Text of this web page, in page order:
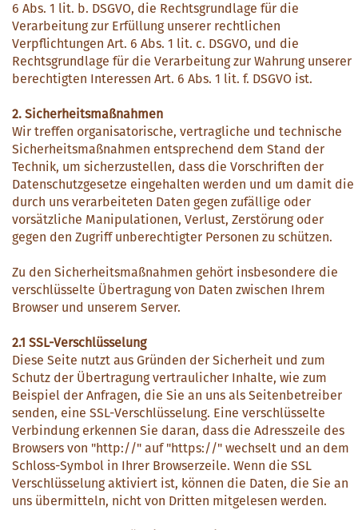
6 Abs. 1 lit. b. DSGVO, die Rechtsgrundlage für die
Verarbeitung zur Erfüllung unserer rechtlichen
Verpflichtungen Art. 6 Abs. 1 lit. c. DSGVO, und die
Rechtsgrundlage für die Verarbeitung zur Wahrung unserer
berechtigten Interessen Art. 6 Abs. 1 lit. f. DSGVO ist.
2. Sicherheitsmaßnahmen
Wir treffen organisatorische, vertragliche und technische
Sicherheitsmaßnahmen entsprechend dem Stand der
Technik, um sicherzustellen, dass die Vorschriften der
Datenschutzgesetze eingehalten werden und um damit die
durch uns verarbeiteten Daten gegen zufällige oder
vorsätzliche Manipulationen, Verlust, Zerstörung oder
gegen den Zugriff unberechtigter Personen zu schützen.
Zu den Sicherheitsmaßnahmen gehört insbesondere die
verschlüsselte Übertragung von Daten zwischen Ihrem
Browser und unserem Server.
2.1 SSL-Verschlüsselung
Diese Seite nutzt aus Gründen der Sicherheit und zum
Schutz der Übertragung vertraulicher Inhalte, wie zum
Beispiel der Anfragen, die Sie an uns als Seitenbetreiber
senden, eine SSL-Verschlüsselung. Eine verschlüsselte
Verbindung erkennen Sie daran, dass die Adresszeile des
Browsers von "http://" auf "https://" wechselt und an dem
Schloss-Symbol in Ihrer Browserzeile. Wenn die SSL
Verschlüsselung aktiviert ist, können die Daten, die Sie an
uns übermitteln, nicht von Dritten mitgelesen werden.